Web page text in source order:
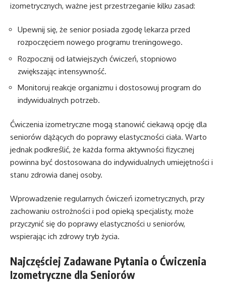
izometrycznych, ważne jest przestrzeganie kilku zasad:
Upewnij się, że senior posiada zgodę lekarza przed
rozpoczęciem nowego programu treningowego.
Rozpocznij od łatwiejszych ćwiczeń, stopniowo
zwiększając intensywność.
Monitoruj reakcje organizmu i dostosowuj program do
indywidualnych potrzeb.
Ćwiczenia izometryczne mogą stanowić ciekawą opcję dla
seniorów dążących do poprawy elastyczności ciała. Warto
jednak podkreślić, że każda forma aktywności fizycznej
powinna być dostosowana do indywidualnych umiejętności i
stanu zdrowia danej osoby.
Wprowadzenie regularnych ćwiczeń izometrycznych, przy
zachowaniu ostrożności i pod opieką specjalisty, może
przyczynić się do poprawy elastyczności u seniorów,
wspierając ich zdrowy tryb życia.
Najczęściej Zadawane Pytania o Ćwiczenia
Izometryczne dla Seniorów